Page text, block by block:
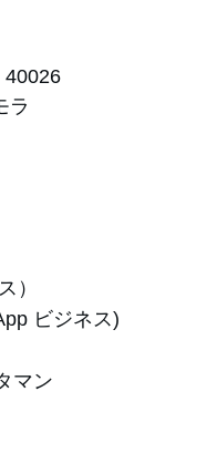
40026
ラ
）
ビジネス)
マン